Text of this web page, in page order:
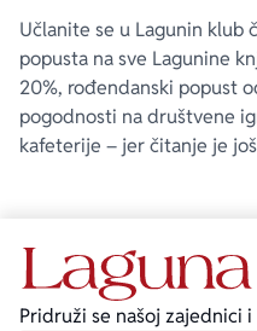
Učlanite se u Lagunin klub
popusta na sve Lagunine
20%, rođendanski popust
pogodnosti na društvene
kafeterije – jer čitanje je
Pridruži se našoj zajednici